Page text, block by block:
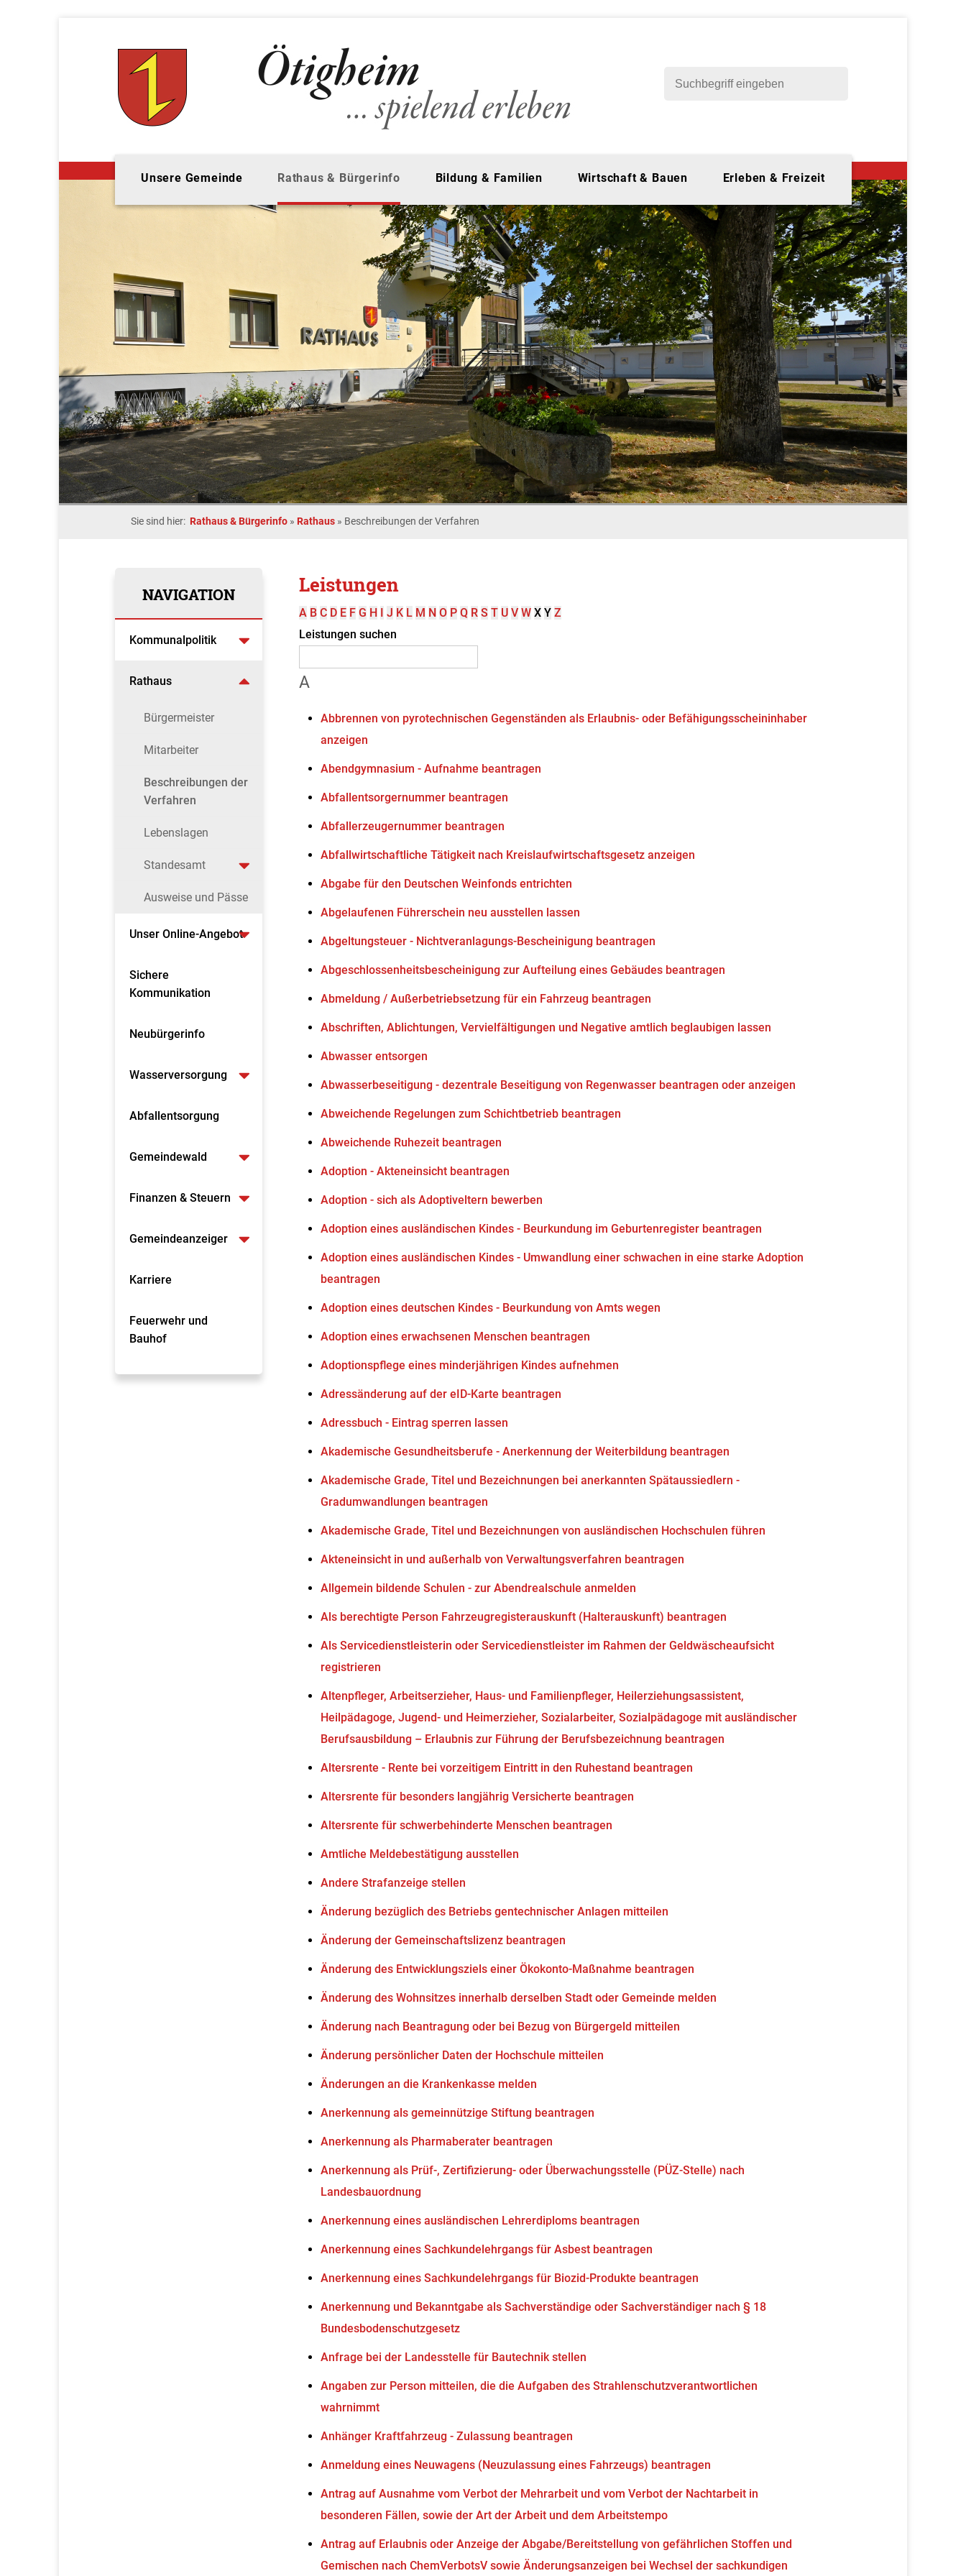
Unsere Gemeinde Rathaus & Bürgerinfo Bildung & Familien Wirtschaft & Bauen Erleben & Freizeit
Sie sind hier: Rathaus & Bürgerinfo » Rathaus » Beschreibungen der Verfahren
NAVIGATION
Kommunalpolitik
Rathaus
Bürgermeister
Mitarbeiter
Beschreibungen der
Verfahren
Lebenslagen
Standesamt
Ausweise und Pässe
Unser Online-Angebot
Sichere
Kommunikation
Neubürgerinfo
Wasserversorgung
Abfallentsorgung
Gemeindewald
Finanzen & Steuern
Gemeindeanzeiger
Karriere
Feuerwehr und
Bauhof
Leistungen
A B C D E F G H I J K L M N O P Q R S T U V W X Y Z
Leistungen suchen
A
Abbrennen von pyrotechnischen Gegenständen als Erlaubnis- oder Befähigungsscheininhaber
anzeigen
Abendgymnasium - Aufnahme beantragen
Abfallentsorgernummer beantragen
Abfallerzeugernummer beantragen
Abfallwirtschaftliche Tätigkeit nach Kreislaufwirtschaftsgesetz anzeigen
Abgabe für den Deutschen Weinfonds entrichten
Abgelaufenen Führerschein neu ausstellen lassen
Abgeltungsteuer - Nichtveranlagungs-Bescheinigung beantragen
Abgeschlossenheitsbescheinigung zur Aufteilung eines Gebäudes beantragen
Abmeldung / Außerbetriebsetzung für ein Fahrzeug beantragen
Abschriften, Ablichtungen, Vervielfältigungen und Negative amtlich beglaubigen lassen
Abwasser entsorgen
Abwasserbeseitigung - dezentrale Beseitigung von Regenwasser beantragen oder anzeigen
Abweichende Regelungen zum Schichtbetrieb beantragen
Abweichende Ruhezeit beantragen
Adoption - Akteneinsicht beantragen
Adoption - sich als Adoptiveltern bewerben
Adoption eines ausländischen Kindes - Beurkundung im Geburtenregister beantragen
Adoption eines ausländischen Kindes - Umwandlung einer schwachen in eine starke Adoption
beantragen
Adoption eines deutschen Kindes - Beurkundung von Amts wegen
Adoption eines erwachsenen Menschen beantragen
Adoptionspflege eines minderjährigen Kindes aufnehmen
Adressänderung auf der eID-Karte beantragen
Adressbuch - Eintrag sperren lassen
Akademische Gesundheitsberufe - Anerkennung der Weiterbildung beantragen
Akademische Grade, Titel und Bezeichnungen bei anerkannten Spätaussiedlern -
Gradumwandlungen beantragen
Akademische Grade, Titel und Bezeichnungen von ausländischen Hochschulen führen
Akteneinsicht in und außerhalb von Verwaltungsverfahren beantragen
Allgemein bildende Schulen - zur Abendrealschule anmelden
Als berechtigte Person Fahrzeugregisterauskunft (Halterauskunft) beantragen
Als Servicedienstleisterin oder Servicedienstleister im Rahmen der Geldwäscheaufsicht
registrieren
Altenpfleger, Arbeitserzieher, Haus- und Familienpfleger, Heilerziehungsassistent,
Heilpädagoge, Jugend- und Heimerzieher, Sozialarbeiter, Sozialpädagoge mit ausländischer
Berufsausbildung – Erlaubnis zur Führung der Berufsbezeichnung beantragen
Altersrente - Rente bei vorzeitigem Eintritt in den Ruhestand beantragen
Altersrente für besonders langjährig Versicherte beantragen
Altersrente für schwerbehinderte Menschen beantragen
Amtliche Meldebestätigung ausstellen
Andere Strafanzeige stellen
Änderung bezüglich des Betriebs gentechnischer Anlagen mitteilen
Änderung der Gemeinschaftslizenz beantragen
Änderung des Entwicklungsziels einer Ökokonto-Maßnahme beantragen
Änderung des Wohnsitzes innerhalb derselben Stadt oder Gemeinde melden
Änderung nach Beantragung oder bei Bezug von Bürgergeld mitteilen
Änderung persönlicher Daten der Hochschule mitteilen
Änderungen an die Krankenkasse melden
Anerkennung als gemeinnützige Stiftung beantragen
Anerkennung als Pharmaberater beantragen
Anerkennung als Prüf-, Zertifizierung- oder Überwachungsstelle (PÜZ-Stelle) nach
Landesbauordnung
Anerkennung eines ausländischen Lehrerdiploms beantragen
Anerkennung eines Sachkundelehrgangs für Asbest beantragen
Anerkennung eines Sachkundelehrgangs für Biozid-Produkte beantragen
Anerkennung und Bekanntgabe als Sachverständige oder Sachverständiger nach § 18
Bundesbodenschutzgesetz
Anfrage bei der Landesstelle für Bautechnik stellen
Angaben zur Person mitteilen, die die Aufgaben des Strahlenschutzverantwortlichen
wahrnimmt
Anhänger Kraftfahrzeug - Zulassung beantragen
Anmeldung eines Neuwagens (Neuzulassung eines Fahrzeugs) beantragen
Antrag auf Ausnahme vom Verbot der Mehrarbeit und vom Verbot der Nachtarbeit in
besonderen Fällen, sowie der Art der Arbeit und dem Arbeitstempo
Antrag auf Erlaubnis oder Anzeige der Abgabe/Bereitstellung von gefährlichen Stoffen und
Gemischen nach ChemVerbotsV sowie Änderungsanzeigen bei Wechsel der sachkundigen